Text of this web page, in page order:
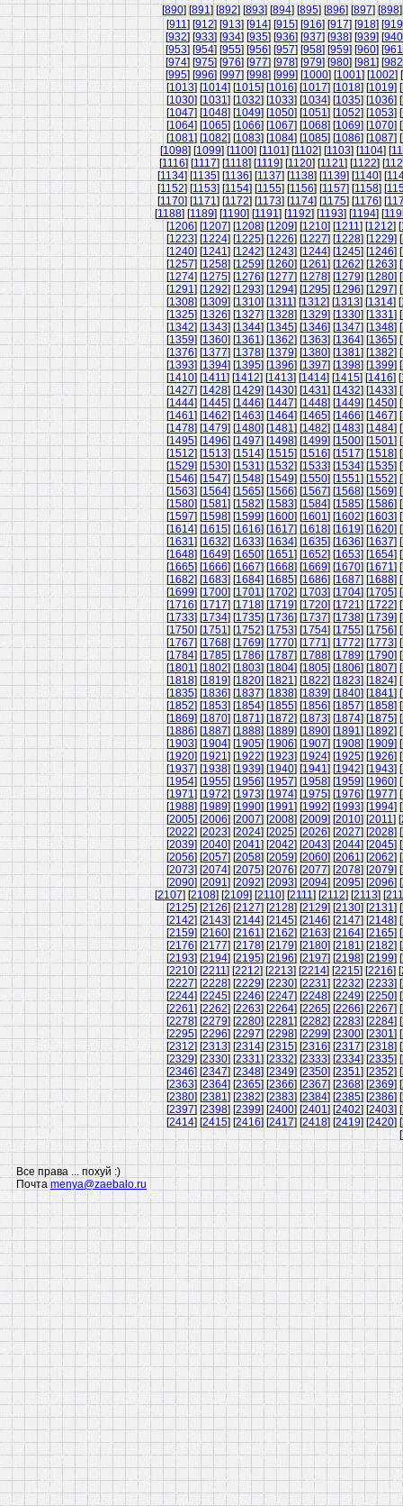
[890] [891] [892] [893] [894] [895] [896] [897] [898
[911] [912] [913] [914] [915] [916] [917] [918] [919
[932] [933] [934] [935] [936] [937] [938] [939] [940
[953] [954] [955] [956] [957] [958] [959] [960] [961
[974] [975] [976] [977] [978] [979] [980] [981] [982
[995] [996] [997] [998] [999] [1000] [1001] [1002] [
[1013] [1014] [1015] [1016] [1017] [1018] [1019] [
[1030] [1031] [1032] [1033] [1034] [1035] [1036] [
[1047] [1048] [1049] [1050] [1051] [1052] [1053] [
[1064] [1065] [1066] [1067] [1068] [1069] [1070] [
[1081] [1082] [1083] [1084] [1085] [1086] [1087] [
[1098] [1099] [1100] [1101] [1102] [1103] [1104] [
[1116] [1117] [1118] [1119] [1120] [1121] [1122] [
[1134] [1135] [1136] [1137] [1138] [1139] [1140] [
[1152] [1153] [1154] [1155] [1156] [1157] [1158] [
[1170] [1171] [1172] [1173] [1174] [1175] [1176] [
[1188] [1189] [1190] [1191] [1192] [1193] [1194] [
[1206] [1207] [1208] [1209] [1210] [1211] [1212] [
[1223] [1224] [1225] [1226] [1227] [1228] [1229] [
[1240] [1241] [1242] [1243] [1244] [1245] [1246] [
[1257] [1258] [1259] [1260] [1261] [1262] [1263] [
[1274] [1275] [1276] [1277] [1278] [1279] [1280] [
[1291] [1292] [1293] [1294] [1295] [1296] [1297] [
[1308] [1309] [1310] [1311] [1312] [1313] [1314] [
[1325] [1326] [1327] [1328] [1329] [1330] [1331] [
[1342] [1343] [1344] [1345] [1346] [1347] [1348] [
[1359] [1360] [1361] [1362] [1363] [1364] [1365] [
[1376] [1377] [1378] [1379] [1380] [1381] [1382] [
[1393] [1394] [1395] [1396] [1397] [1398] [1399] [
[1410] [1411] [1412] [1413] [1414] [1415] [1416] [
[1427] [1428] [1429] [1430] [1431] [1432] [1433] [
[1444] [1445] [1446] [1447] [1448] [1449] [1450] [
[1461] [1462] [1463] [1464] [1465] [1466] [1467] [
[1478] [1479] [1480] [1481] [1482] [1483] [1484] [
[1495] [1496] [1497] [1498] [1499] [1500] [1501] [
[1512] [1513] [1514] [1515] [1516] [1517] [1518] [
[1529] [1530] [1531] [1532] [1533] [1534] [1535] [
[1546] [1547] [1548] [1549] [1550] [1551] [1552] [
[1563] [1564] [1565] [1566] [1567] [1568] [1569] [
[1580] [1581] [1582] [1583] [1584] [1585] [1586] [
[1597] [1598] [1599] [1600] [1601] [1602] [1603] [
[1614] [1615] [1616] [1617] [1618] [1619] [1620] [
[1631] [1632] [1633] [1634] [1635] [1636] [1637] [
[1648] [1649] [1650] [1651] [1652] [1653] [1654] [
[1665] [1666] [1667] [1668] [1669] [1670] [1671] [
[1682] [1683] [1684] [1685] [1686] [1687] [1688] [
[1699] [1700] [1701] [1702] [1703] [1704] [1705] [
[1716] [1717] [1718] [1719] [1720] [1721] [1722] [
[1733] [1734] [1735] [1736] [1737] [1738] [1739] [
[1750] [1751] [1752] [1753] [1754] [1755] [1756] [
[1767] [1768] [1769] [1770] [1771] [1772] [1773] [
[1784] [1785] [1786] [1787] [1788] [1789] [1790] [
[1801] [1802] [1803] [1804] [1805] [1806] [1807] [
[1818] [1819] [1820] [1821] [1822] [1823] [1824] [
[1835] [1836] [1837] [1838] [1839] [1840] [1841] [
[1852] [1853] [1854] [1855] [1856] [1857] [1858] [
[1869] [1870] [1871] [1872] [1873] [1874] [1875] [
[1886] [1887] [1888] [1889] [1890] [1891] [1892] [
[1903] [1904] [1905] [1906] [1907] [1908] [1909] [
[1920] [1921] [1922] [1923] [1924] [1925] [1926] [
[1937] [1938] [1939] [1940] [1941] [1942] [1943] [
[1954] [1955] [1956] [1957] [1958] [1959] [1960] [
[1971] [1972] [1973] [1974] [1975] [1976] [1977] [
[1988] [1989] [1990] [1991] [1992] [1993] [1994] [
[2005] [2006] [2007] [2008] [2009] [2010] [2011] [
[2022] [2023] [2024] [2025] [2026] [2027] [2028] [
[2039] [2040] [2041] [2042] [2043] [2044] [2045] [
[2056] [2057] [2058] [2059] [2060] [2061] [2062] [
[2073] [2074] [2075] [2076] [2077] [2078] [2079] [
[2090] [2091] [2092] [2093] [2094] [2095] [2096] [
[2107] [2108] [2109] [2110] [2111] [2112] [2113] [
[2125] [2126] [2127] [2128] [2129] [2130] [2131] [
[2142] [2143] [2144] [2145] [2146] [2147] [2148] [
[2159] [2160] [2161] [2162] [2163] [2164] [2165] [
[2176] [2177] [2178] [2179] [2180] [2181] [2182] [
[2193] [2194] [2195] [2196] [2197] [2198] [2199] [
[2210] [2211] [2212] [2213] [2214] [2215] [2216] [
[2227] [2228] [2229] [2230] [2231] [2232] [2233] [
[2244] [2245] [2246] [2247] [2248] [2249] [2250] [
[2261] [2262] [2263] [2264] [2265] [2266] [2267] [
[2278] [2279] [2280] [2281] [2282] [2283] [2284] [
[2295] [2296] [2297] [2298] [2299] [2300] [2301] [
[2312] [2313] [2314] [2315] [2316] [2317] [2318] [
[2329] [2330] [2331] [2332] [2333] [2334] [2335] [
[2346] [2347] [2348] [2349] [2350] [2351] [2352] [
[2363] [2364] [2365] [2366] [2367] [2368] [2369] [
[2380] [2381] [2382] [2383] [2384] [2385] [2386] [
[2397] [2398] [2399] [2400] [2401] [2402] [2403] [
[2414] [2415] [2416] [2417] [2418] [2419] [2420] [
[
Все права ... похуй :)
Почта menya@zaebalo.ru